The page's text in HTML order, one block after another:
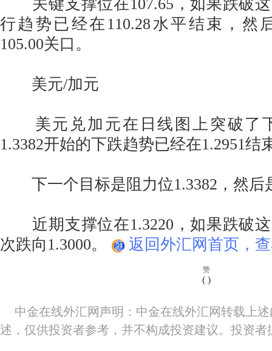
关键支撑位在107.65，如果跌破这
行趋势已经在110.28水平结束，然
105.00关口。
美元/加元
美元兑加元在日线图上突破了
1.3382开始的下跌趋势已经在1.2951结
下一个目标是阻力位1.3382，然后
近期支撑位在1.3220，如果跌破这
次跌向1.3000。
返回外汇网首页，
赞
( )
中金在线外汇网声明：中金在线外汇网转载上
述，仅供投资者参考，并不构成投资建议。投资